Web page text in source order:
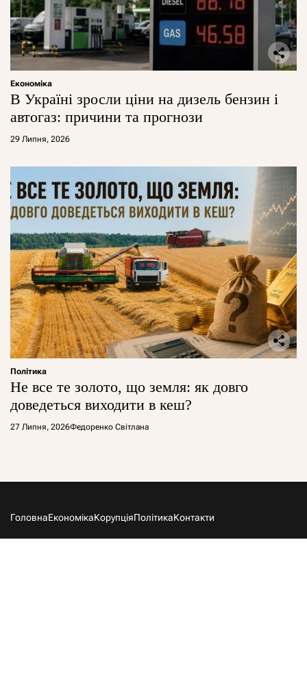
Економіка
В Україні зросли ціни на дизель бензин і
автогаз: причини та прогнози
29 Липня, 2026
Політика
Не все те золото, що земля: як довго
доведеться виходити в кеш?
27 Липня, 2026Федоренко Світлана
ГоловнаЕкономікаКорупціяПолітикаКонтакти